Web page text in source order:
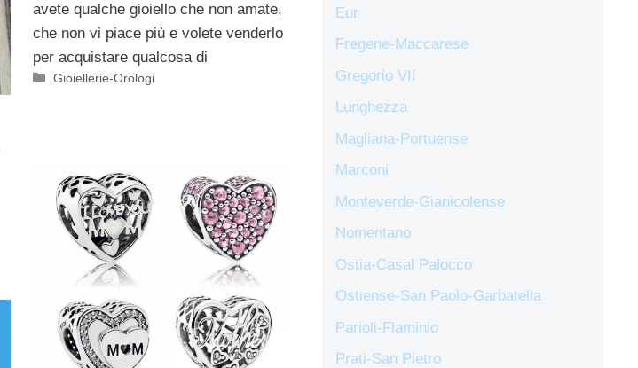
avete qualche gioiello che non amate,
che non vi piace più e volete venderlo
per acquistare qualcosa di
Categorie
Gioiellerie-Orologi
Eur
Fregene-Maccarese
Gregorio VII
Lunghezza
Magliana-Portuense
Marconi
Monteverde-Gianicolense
Nomentano
Ostia-Casal Palocco
Ostiense-San Paolo-Garbatella
Parioli-Flaminio
Prati-San Pietro